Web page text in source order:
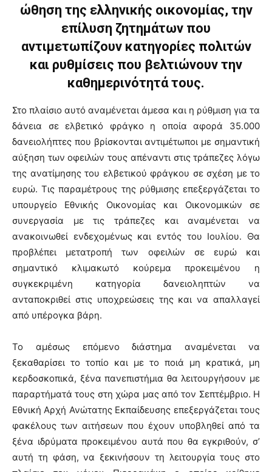
ώθηση της ελληνικής οικονομίας, την
επίλυση ζητημάτων που
αντιμετωπίζουν κατηγορίες πολιτών
και ρυθμίσεις που βελτιώνουν την
καθημερινότητά τους.
Στο πλαίσιο αυτό αναμένεται άμεσα και η ρύθμιση για τα
δάνεια σε ελβετικό φράγκο η οποία αφορά 35.000
δανειολήπτες που βρίσκονται αντιμέτωποι με σημαντική
αύξηση των οφειλών τους απέναντι στις τράπεζες λόγω
της ανατίμησης του ελβετικού φράγκου σε σχέση με το
ευρώ. Τις παραμέτρους της ρύθμισης επεξεργάζεται το
υπουργείο Εθνικής Οικονομίας και Οικονομικών σε
συνεργασία με τις τράπεζες και αναμένεται να
ανακοινωθεί ενδεχομένως και εντός του Ιουλίου. Θα
προβλέπει μετατροπή των οφειλών σε ευρώ και
σημαντικό κλιμακωτό κούρεμα προκειμένου η
συγκεκριμένη κατηγορία δανειοληπτών να
ανταποκριθεί στις υποχρεώσεις της και να απαλλαγεί
από υπέρογκα βάρη.
Το αμέσως επόμενο διάστημα αναμένεται να
ξεκαθαρίσει το τοπίο και με το ποιά μη κρατικά, μη
κερδοσκοπικά, ξένα πανεπιστήμια θα λειτουργήσουν με
παραρτήματά τους στη χώρα μας από τον Σεπτέμβριο. Η
Εθνική Αρχή Ανώτατης Εκπαίδευσης επεξεργάζεται τους
φακέλους των αιτήσεων που έχουν υποβληθεί από τα
ξένα ιδρύματα προκειμένου αυτά που θα εγκριθούν, σ’
αυτή τη φάση, να ξεκινήσουν τη λειτουργία τους στο